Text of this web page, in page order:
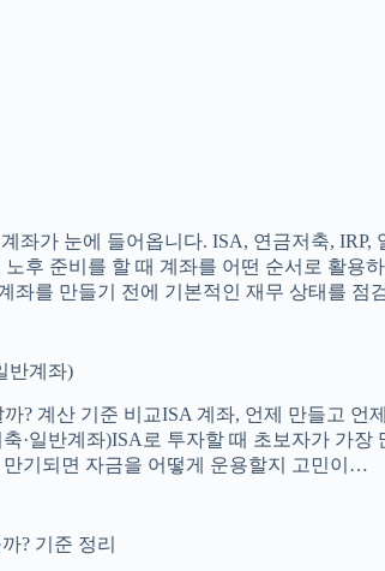
좌가 눈에 들어옵니다. ISA, 연금저축, IRP,
후 준비를 할 때 계좌를 어떤 순서로 활용
좌를 만들기 전에 기본적인 재무 상태를 점
반계좌)
? 계산 기준 비교ISA 계좌, 언제 만들고 언
·일반계좌)ISA로 투자할 때 초보자가 가장
기되면 자금을 어떻게 운용할지 고민이…
? 기준 정리